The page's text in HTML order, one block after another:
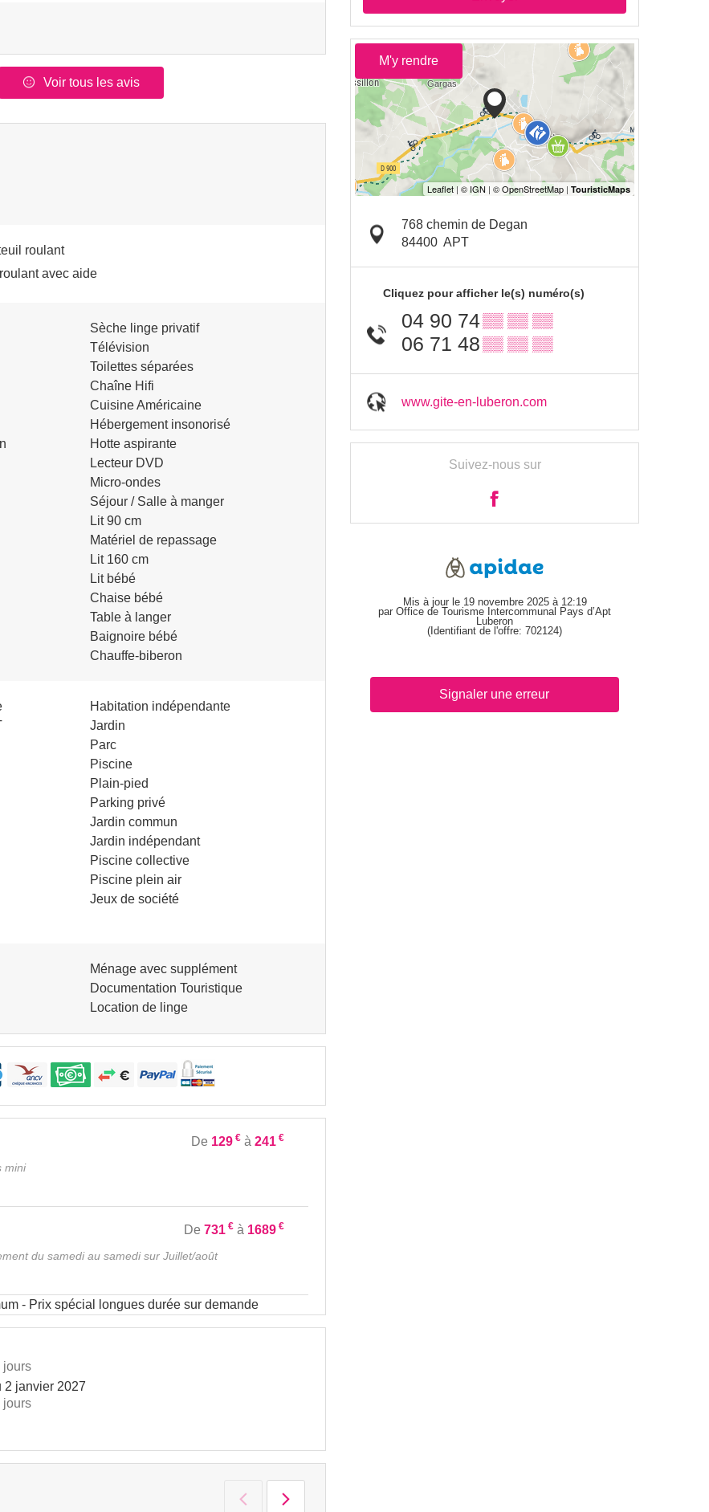
Voir tous les avis
roulant
avec aide
Sèche linge privatif
Télévision
Toilettes séparées
Chaîne Hifi
Cuisine Américaine
Hébergement insonorisé
Hotte aspirante
Lecteur DVD
Micro-ondes
Séjour / Salle à manger
Lit 90 cm
Matériel de repassage
Lit 160 cm
Lit bébé
Chaise bébé
Table à langer
Baignoire bébé
Chauffe-biberon
Habitation indépendante
Jardin
Parc
Piscine
Plain-pied
Parking privé
Jardin commun
Jardin indépendant
Piscine collective
Piscine plein air
Jeux de société
Ménage avec supplément
Documentation Touristique
Location de linge
De 129 € à241 €
mini
De731 € à 1689 €
du samedi au samedi sur Juillet/août
- Prix spécial longues durée sur demande
jours
2 janvier 2027
jours
M'y rendre
768 chemin de Degan
84400 APT
Cliquez pour afficher le(s) numéro(s)
04 90 74▒▒ ▒▒ ▒▒
06 71 48 ▒▒ ▒▒ ▒▒
www.gite-en-luberon.com
Suivez-nous sur
Mis à jour le 19 novembre 2025 à 12:19
par Office de Tourisme Intercommunal Pays d’Apt
Luberon
(Identifiant de l'offre: 702124)
Signaler une erreur